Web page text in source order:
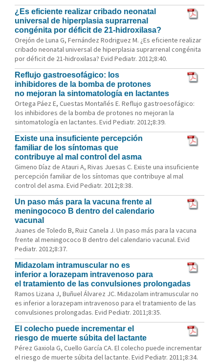
¿Es eficiente realizar cribado neonatal
universal de hiperplasia suprarrenal
congénita por déficit de 21-hidroxilasa?
Orejón de Luna G, Fernández Rodriguez M. ¿Es eficiente realizar
cribado neonatal universal de hiperplasia suprarrenal congénita
por déficit de 21-hidroxilasa? Evid Pediatr. 2012;8:40.
Reflujo gastroesofágico: los
inhibidores de la bomba de protones
no mejoran la sintomatología en lactantes
Ortega Páez E, Cuestas Montañés E. Reflujo gastroesofágico:
los inhibidores de la bomba de protones no mejoran la
sintomatología en lactantes. Evid Pediatr. 2012;8:39.
Existe una insuficiente percepción
familiar de los síntomas que
contribuye al mal control del asma
Gimeno Díaz de Atauri A, Rivas Juesas C. Existe una insuficiente
percepción familiar de los síntomas que contribuye al mal
control del asma. Evid Pediatr. 2012;8:38.
Un paso más para la vacuna frente al
meningococo B dentro del calendario
vacunal
Juanes de Toledo B, Ruiz Canela J. Un paso más para la vacuna
frente al meningococo B dentro del calendario vacunal. Evid
Pediatr. 2012;8:37.
Midazolam intramuscular no es
inferior a lorazepam intravenoso para
el tratamiento de las convulsiones prolongadas
Ramos Lizana J, Buñuel Álvarez JC. Midazolam intramuscular no
es inferior a lorazepam intravenoso para el tratamiento de las
convulsiones prolongadas. Evid Pediatr. 2011;8:35.
El colecho puede incrementar el
riesgo de muerte súbita del lactante
Pérez Gaxiola G, Cuello García CA. El colecho puede incrementar
el riesgo de muerte súbita del lactante. Evid Pediatr. 2011;8:34.